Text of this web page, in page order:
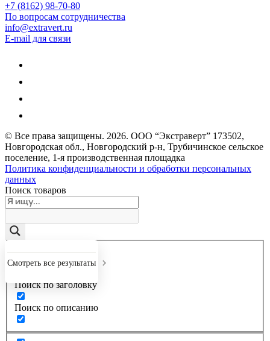
+7 (8162) 98-70-80
По вопросам сотрудничества
info@extravert.ru
E-mail для связи
© Все права защищены. 2026. ООО “Экстраверт” 173502,
Новгородская обл., Новгородский р-н, Трубичинское сельское
поселение, 1-я производственная площадка
Политика конфиденциальности и обработки персональных
данных
Поиск товаров
Смотреть все результаты
Точное совпадение
Поиск по заголовку
Поиск по описанию